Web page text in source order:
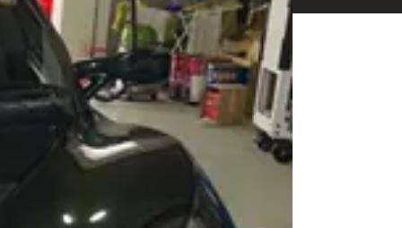
ださい。
Close